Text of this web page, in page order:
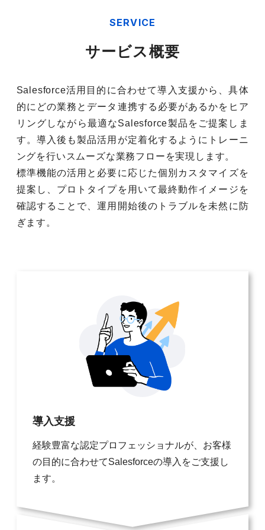
SERVICE
サービス概要
Salesforce活用目的に合わせて導入支援から、具体
的にどの業務とデータ連携する必要があるかをヒア
リングしながら最適なSalesforce製品をご提案しま
す。導入後も製品活用が定着化するようにトレーニ
ングを行いスムーズな業務フローを実現します。
標準機能の活用と必要に応じた個別カスタマイズを
提案し、プロトタイプを用いて最終動作イメージを
確認することで、運用開始後のトラブルを未然に防
ぎます。
導入支援
経験豊富な認定プロフェッショナルが、お客様
の目的に合わせてSalesforceの導入をご支援し
ます。